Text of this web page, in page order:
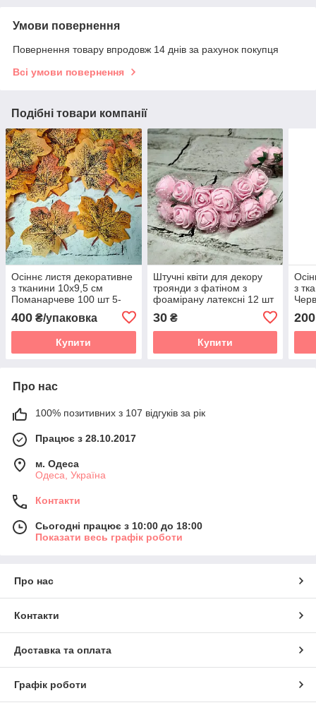
Умови повернення
Повернення товару впродовж 14 днів за рахунок покупця
Всі умови повернення
Подібні товари компанії
Осіннє листя декоративне
з тканини 10х9,5 см
Поманарчеве 100 шт 5-
400 ₴/упаковка
Купити
Штучні квіти для декору
троянди з фатіном з
фоамірану латексні 12 шт
2 см Світло-рожеві 4302-8
30₴
Купити
з
200
Про нас
100% позитивних з 107 відгуків за рік
Працює з 28.10.2017
м. Одеса
Одеса, Україна
Контакти
Сьогодні працює з 10:00 до 18:00
Показати весь графік роботи
Про нас
Контакти
Доставка та оплата
Графік роботи